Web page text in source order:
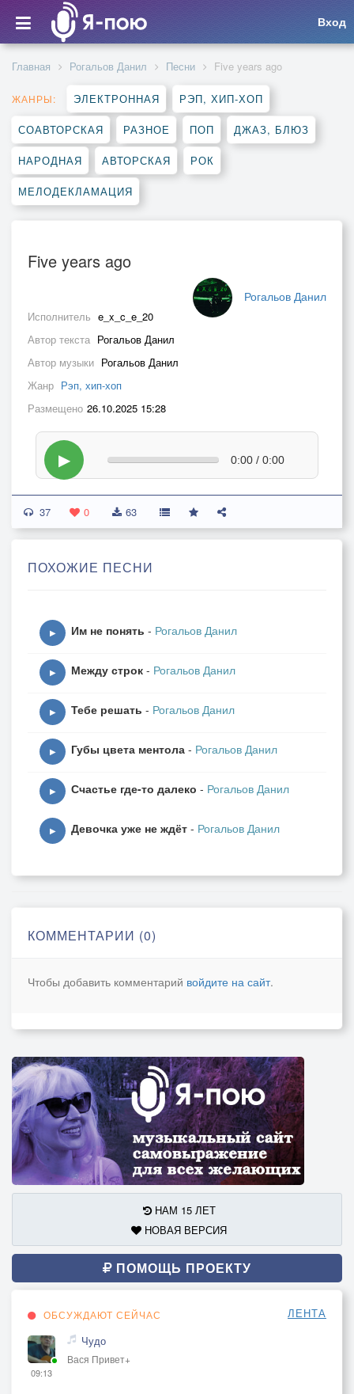
Вход
Главная Рогальов Данил Песни Five years ago
ЖАНРЫ: ЭЛЕКТРОННАЯ РЭП, ХИП-ХОП
СОАВТОРСКАЯ РАЗНОЕ ПОП ДЖАЗ, БЛЮЗ
НАРОДНАЯ АВТОРСКАЯ РОК
МЕЛОДЕКЛАМАЦИЯ
Five years ago
Рогальов Данил
Исполнитель e_x_c_e_20
Автор текста Рогальов Данил
Автор музыки Рогальов Данил
Жанр Рэп, хип-хоп
Размещено 26.10.2025 15:28
▶ 0:00 / 0:00
37 0 63
ПОХОЖИЕ ПЕСНИ
▶ Им не понять - Рогальов Данил
▶ Между строк - Рогальов Данил
▶ Тебе решать - Рогальов Данил
▶ Губы цвета ментола - Рогальов Данил
▶ Счастье где-то далеко - Рогальов Данил
▶ Девочка уже не ждёт - Рогальов Данил
КОММЕНТАРИИ (0)
Чтобы добавить комментарий войдите на сайт.
НАМ 15 ЛЕТ
НОВАЯ ВЕРСИЯ
ПОМОЩЬ ПРОЕКТУ
ОБСУЖДАЮТ СЕЙЧАС ЛЕНТА
09:13
Чудо
Вася Привет+